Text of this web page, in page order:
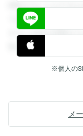
閲覧することができ
できます。登録する
すると回答を閲覧す
覧することができます
※個人の
メ